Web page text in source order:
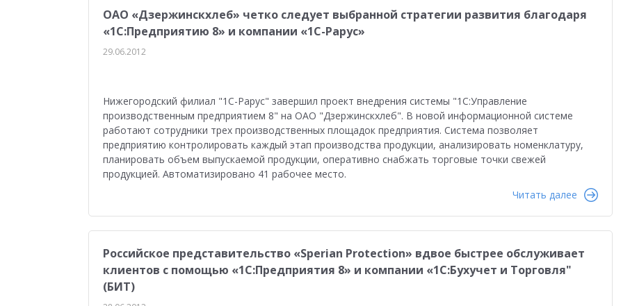
ОАО «Дзержинскхлеб» четко следует выбранной стратегии развития благодаря
«1С:Предприятию 8» и компании «1С-Рарус»
29.06.2012
Нижегородский филиал "1С-Рарус" завершил проект внедрения системы "1С:Управление
производственным предприятием 8" на ОАО "Дзержинскхлеб". В новой информационной системе
работают сотрудники трех производственных площадок предприятия. Система позволяет
предприятию контролировать каждый этап производства продукции, анализировать номенклатуру,
планировать объем выпускаемой продукции, оперативно снабжать торговые точки свежей
продукцией. Автоматизировано 41 рабочее место.
Читать далее
Российское представительство «Sperian Protection» вдвое быстрее обслуживает
клиентов с помощью «1С:Предприятия 8» и компании «1С:Бухучет и Торговля"
(БИТ)